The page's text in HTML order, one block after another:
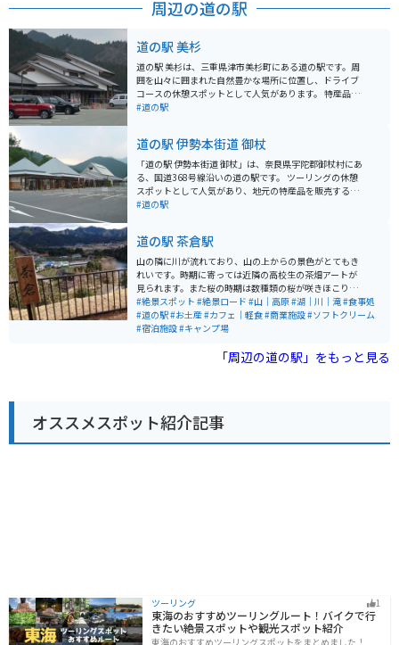
られます。多気インターを降りてすぐなので、高速道路
周辺の道の駅
道の駅 美杉
道の駅 美杉は、三重県津市美杉町にある道の駅です。周
囲を山々に囲まれた自然豊かな場所に位置し、ドライブ
コースの休憩スポットとして人気があります。 特産品販
売所では、地元美杉で採れた新鮮な野菜や果物、ジビエ
た料理を楽しむことができます。おすすめは、美杉産の
猪肉を使った猪肉そばや猪肉カレーです。 バイクツーリ
ングで訪れる場合、道の駅 美杉は広い駐車場を備えてい
るので安心して駐車できます。また、周辺には、布引の
滝や蓮ダムなど、自然を感じられる観光スポットが点在
グルメを満喫できる道の駅です。
#道の駅
道の駅 伊勢本街道 御杖
「道の駅 伊勢本街道 御杖」は、奈良県宇陀郡御杖村にあ
る、国道368号線沿いの道の駅です。 ツーリングの休憩
スポットとして人気があり、地元の特産品を販売する物
産館や、レストラン、情報コーナーなどが併設されてい
ストランでは、地元の食材を使った郷土料理や、手打ち
蕎麦などが味わえます。 バイクで訪れる際は、道の駅周
辺の道路は、ワインディングロードになっている区間も
あるので、走行には注意が必要です。 また、周辺には、
曽爾高原や香落渓など、自然豊かな観光スポットも多い
ので、ツーリングの拠点としてもおすすめです。 道の駅
の隣には「姫石の湯」という温泉施設があるので、ツー
イント】 * バイク駐車場が広々としている * 温泉施設が
隣接している * 地元の特産品が豊富 【周辺の観光スポッ
#道の駅
道の駅 茶倉駅
山の隣に川が流れており、山の上からの景色がとてもき
れいです。時期に寄っては近隣の高校生の茶畑アートが
見られます。また桜の時期は数種類の桜が咲きほこりま
す。川の方に降りるための散歩道が有り、降りていくと
綺麗な川が迫力満点で見ることが出来ます。
#絶景スポット #絶景ロード #山｜高原#湖｜川｜滝#食事処
#道の駅#お土産#カフェ｜軽食#商業施設#ソフトクリーム
#宿泊施設#キャンプ場
「周辺の道の駅」をもっと見る
オススメスポット紹介記事
ツーリング 1
東海のおすすめツーリングルート！バイクで行
きたい絶景スポットや観光スポット紹介
東海のおすすめツーリングスポットをまとめました！